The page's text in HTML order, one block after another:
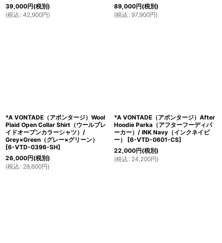
39,000円(税別)
(税込 : 42,900円)
89,000円(税別)
(税込 : 97,900円)
*A VONTADE（アボンタージ）Wool
Plaid Open Collar Shirt（ウールプレ
イドオープンカラーシャツ）/
Grey×Green（グレー×グリーン）
[6-VTD-0396-SH]
26,000円(税別)
(税込 : 28,600円)
*A VONTADE（アボンタージ）After
Hoodie Parka（アフターフーディパ
ーカー）/ INK Navy（インクネイビ
ー）
[6-VTD-0601-CS]
22,000円(税別)
(税込 : 24,200円)